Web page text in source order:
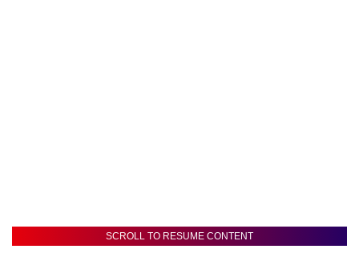
SCROLL TO RESUME CONTENT